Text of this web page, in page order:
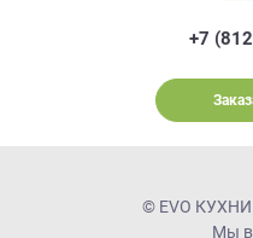
+7
© EVO КУХНИ
Мы в